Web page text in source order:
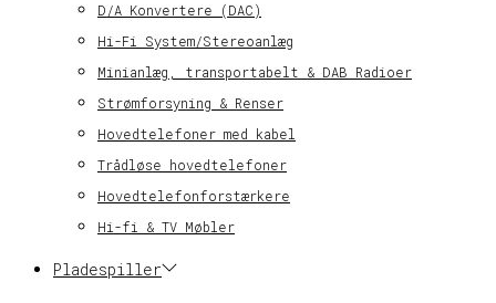
D/A Konvertere (DAC)
Hi-Fi System/Stereoanlæg
Minianlæg, transportabelt & DAB Radioer
Strømforsyning & Renser
Hovedtelefoner med kabel
Trådløse hovedtelefoner
Hovedtelefonforstærkere
Hi-fi & TV Møbler
Pladespiller